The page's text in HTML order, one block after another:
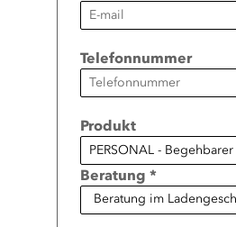
Telefonnummer
Produkt
Beratung *